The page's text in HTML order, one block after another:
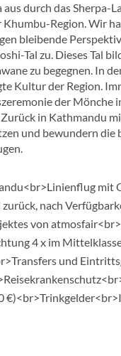
durch das Sherpa-
Region. Wir
bleibende
Tal zu. Dieses Tal
zu begegnen. In
Kultur der Region.
der Mönche
in Kathmandu
und bewundern
mit
nach
von
4 x im
und